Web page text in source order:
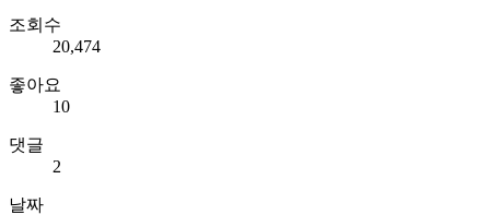
조회수
20,474
좋아요
10
댓글
2
날짜